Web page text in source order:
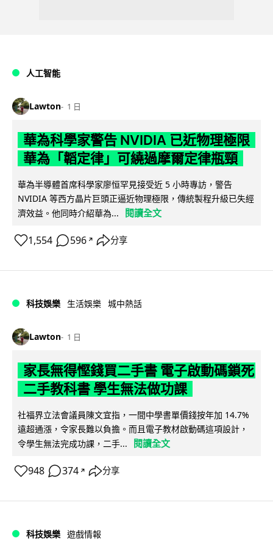
人工智能
Lawton 1 日
華為科學家警告 NVIDIA 已近物理極限
華為「韜定律」可繞過摩爾定律瓶頸
華為半導體首席科學家廖恒罕見接受近 5 小時專訪，警告
NVIDIA 等西方晶片巨頭正逼近物理極限，傳統製程升級已失經
濟效益。他同時介紹華為...
閱讀全文
1,554 596 ↗ 分享
科技娛樂 生活娛樂 城中熱話
Lawton 1 日
家長無得慳錢買二手書 電子啟動碼鎖死
二手教科書 學生無法做功課
社福界立法會議員陳文宜指，一間中學書單價錢按年加 14.7%
遠超通漲，令家長難以負擔。而且電子教材啟動碼這項設計，
令學生無法完成功課，二手...
閱讀全文
948 374 ↗ 分享
科技娛樂 遊戲情報